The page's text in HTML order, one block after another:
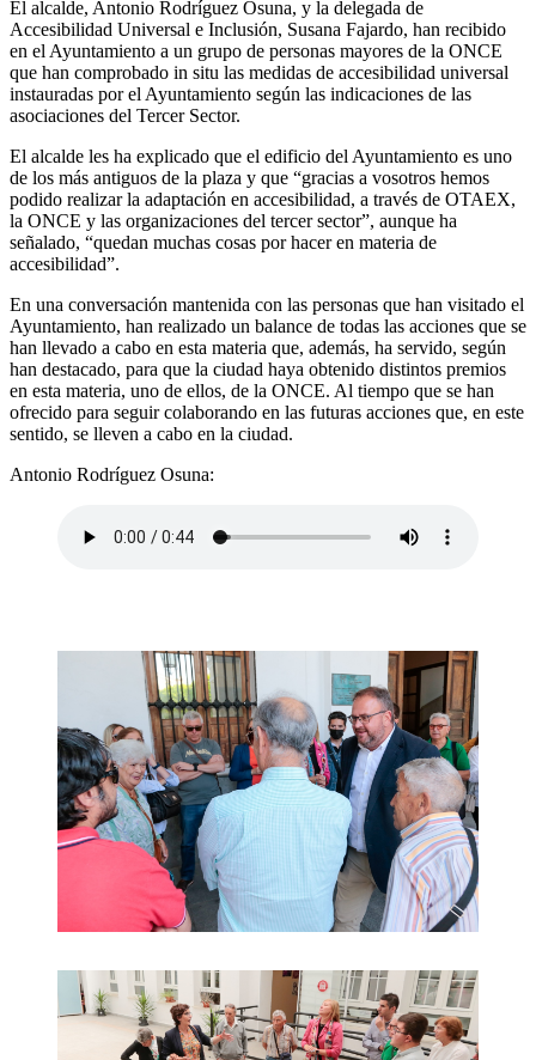
El alcalde, Antonio Rodríguez Osuna, y la delegada de
Accesibilidad Universal e Inclusión, Susana Fajardo, han recibido
en el Ayuntamiento a un grupo de personas mayores de la ONCE
que han comprobado in situ las medidas de accesibilidad universal
instauradas por el Ayuntamiento según las indicaciones de las
asociaciones del Tercer Sector.
El alcalde les ha explicado que el edificio del Ayuntamiento es uno
de los más antiguos de la plaza y que “gracias a vosotros hemos
podido realizar la adaptación en accesibilidad, a través de OTAEX,
la ONCE y las organizaciones del tercer sector”, aunque ha
señalado, “quedan muchas cosas por hacer en materia de
accesibilidad”.
En una conversación mantenida con las personas que han visitado el
Ayuntamiento, han realizado un balance de todas las acciones que se
han llevado a cabo en esta materia que, además, ha servido, según
han destacado, para que la ciudad haya obtenido distintos premios
en esta materia, uno de ellos, de la ONCE. Al tiempo que se han
ofrecido para seguir colaborando en las futuras acciones que, en este
sentido, se lleven a cabo en la ciudad.
Antonio Rodríguez Osuna: